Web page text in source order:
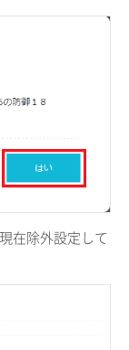
在除外設定して